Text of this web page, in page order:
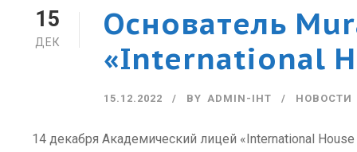
15
ДЕК
Основатель
«International
15.12.2022 BY ADMIN-IHT НОВОСТИ
14 декабря Академический лицей «International